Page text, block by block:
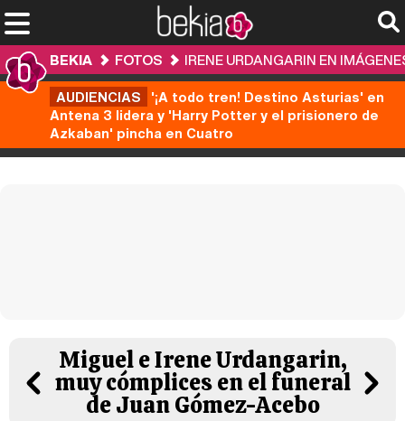
BEKIA FOTOS
IRENE URDANGARIN EN
AUDIENCIAS '¡A todo tren! Destino Asturias' en
Antena 3 lidera y 'Harry Potter y el prisionero de
Azkaban' pincha en Cuatro
Miguel e Irene Urdangarin,
muy cómplices en el funeral
de Juan Gómez-Acebo